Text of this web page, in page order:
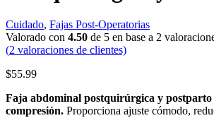
Cuidado, Fajas Post-Operatorias
Valorado con 4.50 de 5 en base a 2
(2 valoraciones de clientes)
$55.99
Faja abdominal postquirúrgica y postparto
compresión. Proporciona ajuste cómodo,